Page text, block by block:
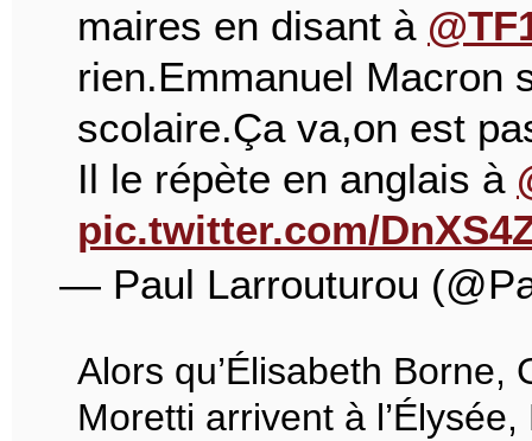
maires en disant à
rien.Emmanuel Macron
scolaire.Ça va,on est
Il le répète en anglais à
pic.twitter.com/
— Paul Larrouturou
Alors qu’Élisabeth
Moretti arrivent à